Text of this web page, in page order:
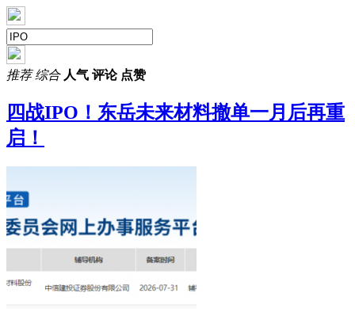
推荐 综合 人气 评论 点赞
四战IPO ！东岳未来材料撤单一月后再重
启！